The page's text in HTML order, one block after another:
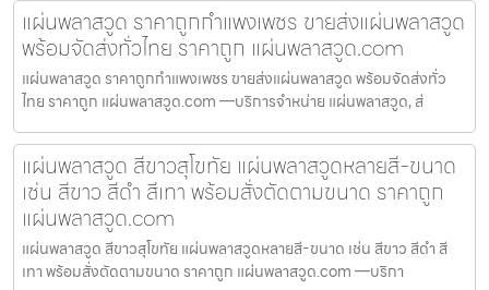
แผ่นพลาสวูด ราคาถูกกำแพงเพชร ขายส่งแผ่นพลาสวูด
พร้อมจัดส่งทั่วไทย ราคาถูก แผ่นพลาสวูด.com
แผ่นพลาสวูด ราคาถูกกำแพงเพชร ขายส่งแผ่นพลาสวูด พร้อมจัดส่งทั่ว
ไทย ราคาถูก แผ่นพลาสวูด.com —บริการจำหน่าย แผ่นพลาสวูด, ส่
แผ่นพลาสวูด สีขาวสุโขทัย แผ่นพลาสวูดหลายสี-ขนาด
เช่น สีขาว สีดำ สีเทา พร้อมสั่งตัดตามขนาด ราคาถูก
แผ่นพลาสวูด.com
แผ่นพลาสวูด สีขาวสุโขทัย แผ่นพลาสวูดหลายสี-ขนาด เช่น สีขาว สีดำ สี
เทา พร้อมสั่งตัดตามขนาด ราคาถูก แผ่นพลาสวูด.com —บริกา